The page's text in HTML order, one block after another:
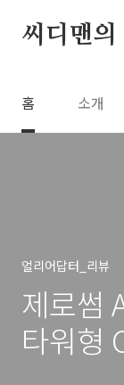
씨디맨의
홈 소개
얼리어답터_리뷰
제로썸
타워형